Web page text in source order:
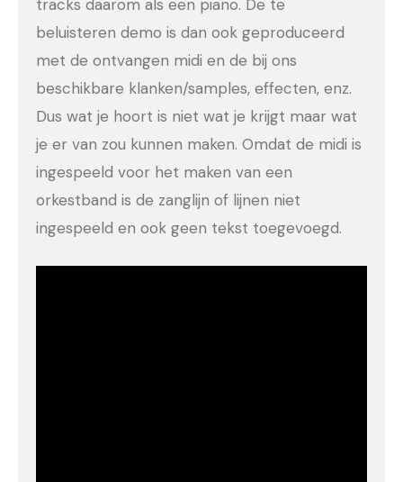
tracks daarom als een piano. De te
beluisteren demo is dan ook geproduceerd
met de ontvangen midi en de bij ons
beschikbare klanken/samples, effecten, enz.
Dus wat je hoort is niet wat je krijgt maar wat
je er van zou kunnen maken. Omdat de midi is
ingespeeld voor het maken van een
orkestband is de zanglijn of lijnen niet
ingespeeld en ook geen tekst toegevoegd.